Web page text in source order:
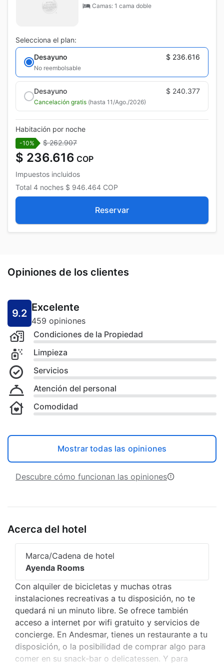
Camas: 1 cama doble
Selecciona el plan:
Desayuno
$ 236.616
No reembolsable
Desayuno $ 240.377
Cancelación gratis (hasta 11/Ago./2026)
Habitación por noche
-10% $ 262.907
$ 236.616 COP
Impuestos incluidos
Total 4 noches $ 946.464 COP
Reservar
Opiniones de los clientes
9.2 Excelente
459 opiniones
Condiciones de la Propiedad
Limpieza
Servicios
Atención del personal
Comodidad
Mostrar todas las opiniones
Descubre cómo funcionan las opiniones
Acerca del hotel
Marca/Cadena de hotel
Ayenda Rooms
Con alquiler de bicicletas y muchas otras
instalaciones recreativas a tu disposición, no te
quedará ni un minuto libre. Se ofrece también
acceso a internet por wifi gratuito y servicios de
concierge. En Andesmar, tienes un restaurante a tu
disposición, o la posibilidad de comprar algo para
comer en su snack-bar o delicatessen. Y para